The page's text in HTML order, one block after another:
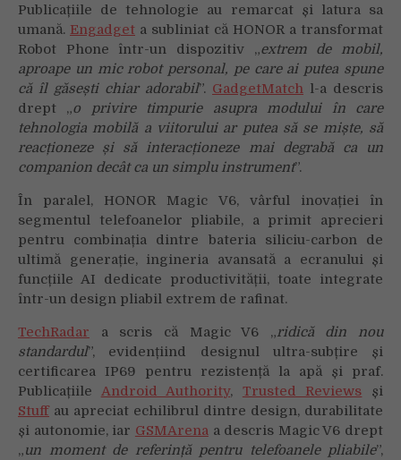
Publicațiile de tehnologie au remarcat și latura sa
umană. Engadget a subliniat că HONOR a transformat
Robot Phone într-un dispozitiv „extrem de mobil,
aproape un mic robot personal, pe care ai putea spune
că îl găsești chiar adorabil”. GadgetMatch l-a descris
drept „o privire timpurie asupra modului în care
tehnologia mobilă a viitorului ar putea să se miște, să
reacționeze și să interacționeze mai degrabă ca un
companion decât ca un simplu instrument”.
În paralel, HONOR Magic V6, vârful inovației în
segmentul telefoanelor pliabile, a primit aprecieri
pentru combinația dintre bateria siliciu-carbon de
ultimă generație, ingineria avansată a ecranului și
funcțiile AI dedicate productivității, toate integrate
într-un design pliabil extrem de rafinat.
TechRadar a scris că Magic V6 „ridică din nou
standardul”, evidențiind designul ultra-subțire și
certificarea IP69 pentru rezistență la apă și praf.
Publicațiile Android Authority, Trusted Reviews și
Stuffau apreciat echilibrul dintre design, durabilitate
și autonomie, iar GSMArena a descris Magic V6 drept
„un moment de referință pentru telefoanele pliabile”,